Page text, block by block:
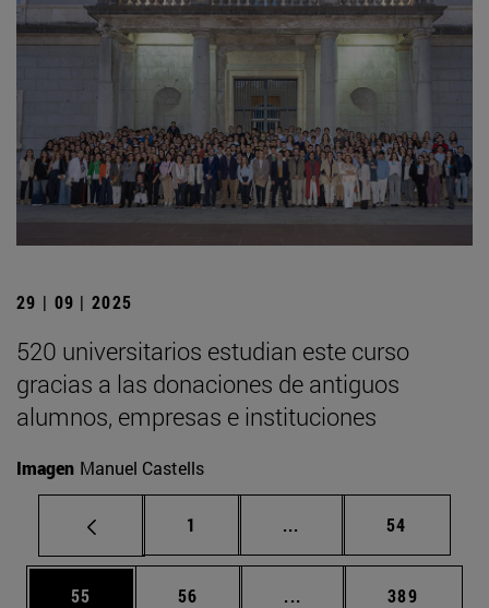
29 | 09 | 2025
520 universitarios estudian este curso
gracias a las donaciones de antiguos
alumnos, empresas e instituciones
Imagen Manuel Castells
Página
1 ... Páginas intermedias
Página
54
Página
55 Página
56 ... Páginas intermedias
Página
389